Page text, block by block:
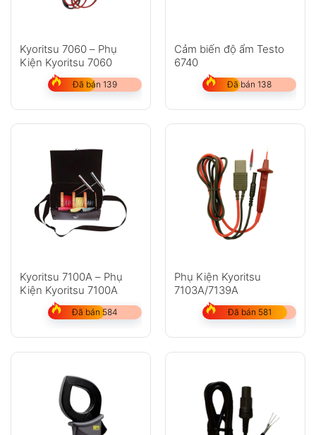
Kyoritsu 7060 – Phụ
Kiện Kyoritsu 7060
Đã bán 139
Cảm biến độ ẩm Testo
6740
Đã bán 138
Kyoritsu 7100A – Phụ
Kiện Kyoritsu 7100A
Đã bán 584
Phụ Kiện Kyoritsu
7103A/7139A
Đã bán 581